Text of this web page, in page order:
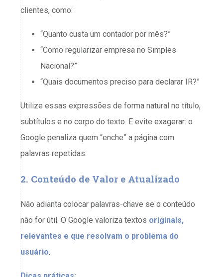
clientes, como:
“Quanto custa um contador por mês?”
“Como regularizar empresa no Simples
Nacional?”
“Quais documentos preciso para declarar IR?”
Utilize essas expressões de forma natural no título,
subtítulos e no corpo do texto. E evite exagerar: o
Google penaliza quem “enche” a página com
palavras repetidas.
2. Conteúdo de Valor e Atualizado
Não adianta colocar palavras-chave se o conteúdo
não for útil. O Google valoriza textos originais,
relevantes e que resolvam o problema do
usuário.